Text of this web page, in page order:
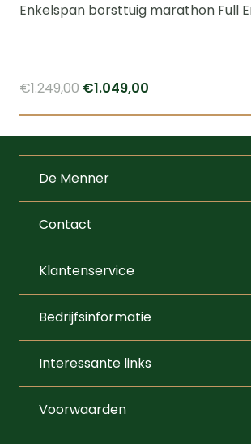
Enkelspan borsttuig marathon Full
€1.249,00 Oorspronkelijke
prijs
was:
€1.249,00.
€1.049,00
prijs
is:
€1.049,00.
De Menner
Contact
Klantenservice
Bedrijfsinformatie
Interessante links
Voorwaarden